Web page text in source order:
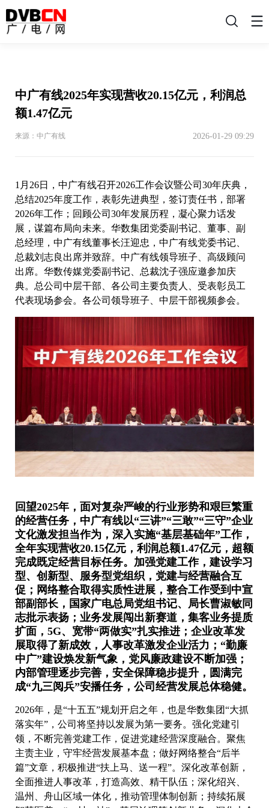
搜
中广有线2025年实现营收20.15亿元，利润总
额1.47亿元
来源：中广有线 2026-01-29 09:29
1月26日，中广有线召开2026工作会议暨公司30年庆典，
总结2025年度工作，表彰先进典型，签订责任书，部署
2026年工作；回顾公司30年发展历程，凝心聚力话发
展，谋篇布局向未来。华数集团党委副书记、董事、副
总经理，中广有线董事长汪迎忠，中广有线党委书记、
总裁刘志良出席并致辞。中广有线领导班子、高级顾问
出席。华数传媒党委副书记、总裁沈子强应邀参加庆
典。总公司中层干部、各公司主要负责人、受表彰员工
代表现场参会。各公司领导班子、中层干部视频参会。
回望2025年，面对复杂严峻的行业形势和艰巨繁重
的经营任务，中广有线以“三讲”“三敢”“三守”企业
文化激发担当作为，深入实施“基层基础年”工作，
全年实现营收20.15亿元，利润总额1.47亿元，超额
完成既定经营目标任务。加强党建工作，建设学习
型、创新型、服务型党组织，党建与经营融合互
促；网络整合取得实质性进展，整合工作受到中宣
部副部长，国家广电总局党组书记、局长曹淑敏同
志批示表扬；业务发展闯出新赛道，集客业务提质
扩面，5G、宽带“两做实”扎实推进；企业改革发
展取得了新成效，人事改革激发企业活力；“勤廉
中广”建设焕发新气象，党风廉政建设不断加强；
内部管理逐步完善，安全保障稳步提升，圆满完
成“九三阅兵”安播任务，公司经营发展总体稳健。
2026年，是“十五五”规划开启之年，也是华数集团“大抓
落实年”，公司将坚持以发展为第一要务。强化党建引
领，不断完善党建工作，促进党建经营深度融合。聚焦
主责主业，守牢经营发展基本盘；做好网络整合“后半
篇”文章，积极推进“扶上马、送一程”。深化改革创新，
全面推进人事改革，打造高效、精干队伍；深化绍兴、
温州、舟山区域一体化，推动管理体制创新；持续拓展